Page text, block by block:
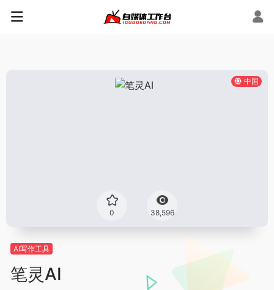
中国
0 38,596
AI写作工具
笔灵AI